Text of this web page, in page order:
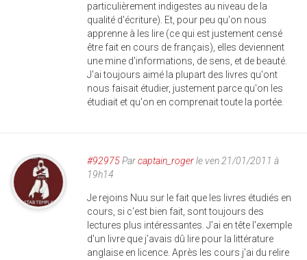
particulièrement indigestes au niveau de la
qualité d'écriture). Et, pour peu qu'on nous
apprenne à les lire (ce qui est justement censé
être fait en cours de français), elles deviennent
une mine d'informations, de sens, et de beauté.
J'ai toujours aimé la plupart des livres qu'ont
nous faisait étudier, justement parce qu'on les
étudiait et qu'on en comprenait toute la portée.
#92975Parcaptain_rogerle ven 21/01/2011 à
19h14
Je rejoins Nuu sur le fait que les livres étudiés en
cours, si c'est bien fait, sont toujours des
lectures plus intéressantes. J'ai en tête l'exemple
d'un livre que j'avais dû lire pour la littérature
anglaise en licence. Après les cours j'ai du relire